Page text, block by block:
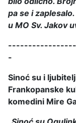
pa se i zaplesalo.
u MO Sv. Jakov
-
Sinoć su i
Frankopanske
komedini Mire